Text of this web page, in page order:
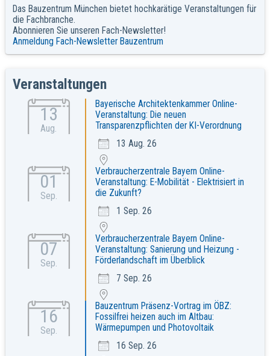
Das Bauzentrum München bietet hochkarätige Veranstaltungen für
die Fachbranche.
Abonnieren Sie unseren Fach-Newsletter!
Anmeldung Fach-Newsletter Bauzentrum
Veranstaltungen
13
Aug.
Bayerische Architektenkammer Online-
Veranstaltung: Die neuen
Transparenzpflichten der KI-Verordnung
13 Aug. 26
01
Sep.
Verbraucherzentrale Bayern Online-
Veranstaltung: E-Mobilität - Elektrisiert in
die Zukunft?
1 Sep. 26
07
Sep.
Verbraucherzentrale Bayern Online-
Veranstaltung: Sanierung und Heizung -
Förderlandschaft im Überblick
7 Sep. 26
16
Sep.
Bauzentrum Präsenz-Vortrag im ÖBZ:
Fossilfrei heizen auch im Altbau:
Wärmepumpen und Photovoltaik
16 Sep. 26